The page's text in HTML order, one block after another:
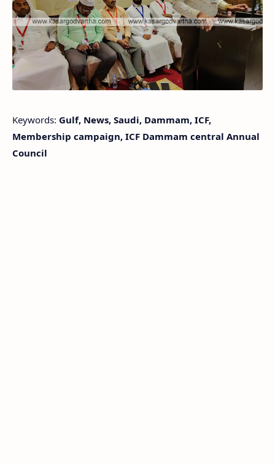
Keywords: Gulf, News, Saudi, Dammam, ICF,
Membership campaign, ICF Dammam central Annual
Council